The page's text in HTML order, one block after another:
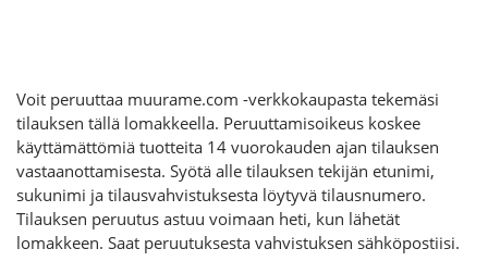
Voit peruuttaa muurame.com -verkkokaupasta tekemäsi
tilauksen tällä lomakkeella. Peruuttamisoikeus koskee
käyttämättömiä tuotteita 14 vuorokauden ajan tilauksen
vastaanottamisesta. Syötä alle tilauksen tekijän etunimi,
sukunimi ja tilausvahvistuksesta löytyvä tilausnumero.
Tilauksen peruutus astuu voimaan heti, kun lähetät
lomakkeen. Saat peruutuksesta vahvistuksen sähköpostiisi.